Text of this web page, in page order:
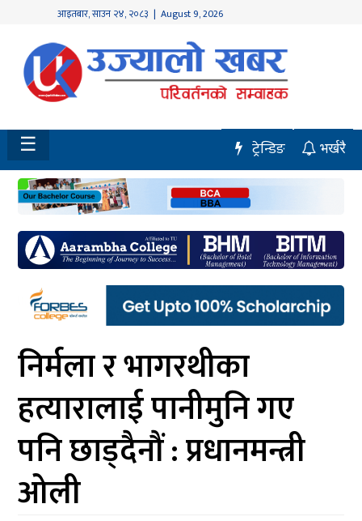
आइतबार,साउन २४, २०८३ | August 9, 2026
होमपेज
नवलपुर
विशेष
मध्य
नेपाल
चितवन
सेरोफेरो
समाचार
आर्थिक
मनोरञ्जन
खेलकुद
अन्तर्राष्ट्रिय/
☰ भर्खरै
ट्रेन्डिङ
निर्मला र भागरथीका
हत्यारालाई पानीमुनि गए
पनि छाड्दैनौं : प्रधानमन्त्री
ओली